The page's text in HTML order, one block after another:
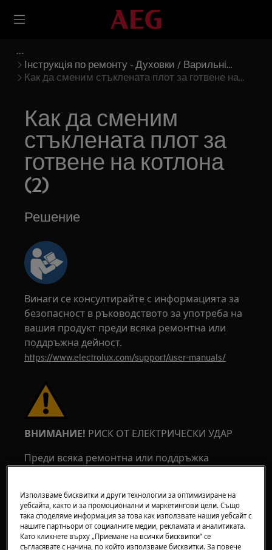
Інструкція по ремонту - Духовки / Варильні
панелі
Как да сменим стъклената плот за готвене на
Как да сменим
стъклената плот за
готвене на котлона
(2)
Решение
Винаги се консултирайте с информацията за
безопасност в ръководството за употреба на
вашия продукт преди всяка ремонтна или
поддръжна дейност.
https://www.electrolux.com/support/user-manuals/
ВНИМАНИЕ! РИСК ОТ ЕЛЕКТРИЧЕСКИ УДАР
Преди всяка ремонтна или поддръжка
Използваме бисквитки и други технологии за оптимизиране на
уебсайта, както и за промоционални и маркетингови цели. Също
така споделяме информация за това как използвате нашия уебсайт с
нашите партньори от социалните медии, рекламата и аналитиката.
Като кликнете върху „Приемане на всички бисквитки“ се
съгласявате с начина, по който използваме бисквитки. За повече